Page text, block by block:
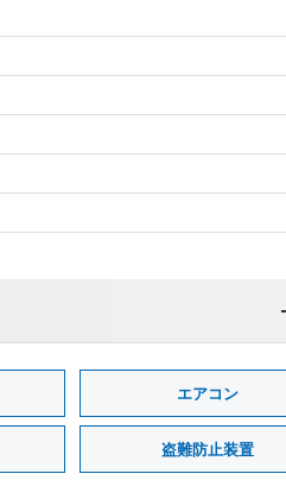
エアコン
盗難防止装置